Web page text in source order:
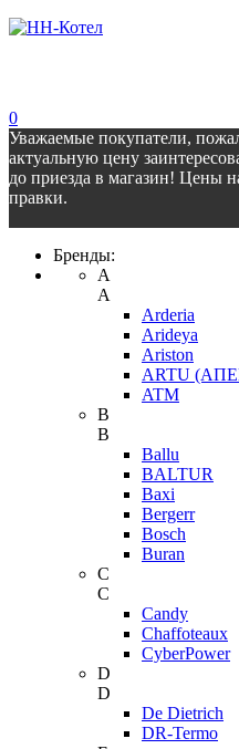
0
Уважаемые покупатели,
актуальную цену
до приезда в магазин! Цены
правки.
Бренды:
A
A
Arderia
Arideya
Ariston
ARTU
ATM
B
B
Ballu
BALTUR
Baxi
Bergerr
Bosch
Buran
C
C
Candy
Chaffoteaux
CyberPower
D
D
De Dietrich
DR-Termo